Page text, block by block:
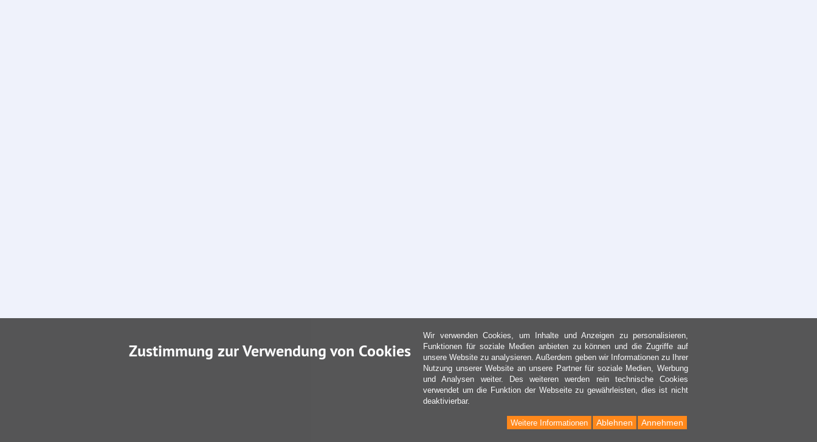
Zustimmung zur Verwendung von Cookies
Wir verwenden Cookies, um Inhalte und Anzeigen zu personalisieren,
Funktionen für soziale Medien anbieten zu können und die Zugriffe auf
unsere Website zu analysieren. Außerdem geben wir Informationen zu Ihrer
Nutzung unserer Website an unsere Partner für soziale Medien, Werbung
und Analysen weiter. Des weiteren werden rein technische Cookies
verwendet um die Funktion der Webseite zu gewährleisten, dies ist nicht
deaktivierbar.
Annehmen
Ablehnen
Weitere Informationen